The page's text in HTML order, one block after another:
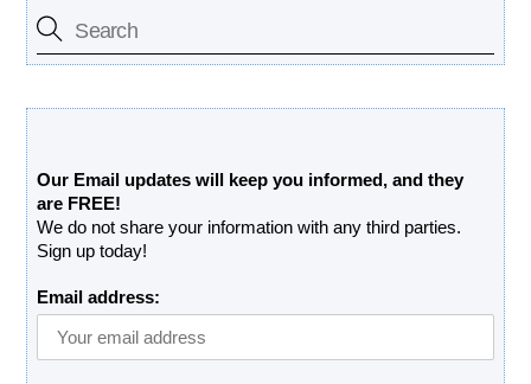
Our Email updates will keep you informed, and they
are FREE!
We do not share your information with any third parties.
Sign up today!
Email address: